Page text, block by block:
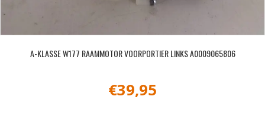
A-KLASSE W177 RAAMMOTOR VOORPORTIER LINKS A0009065806
€39,95